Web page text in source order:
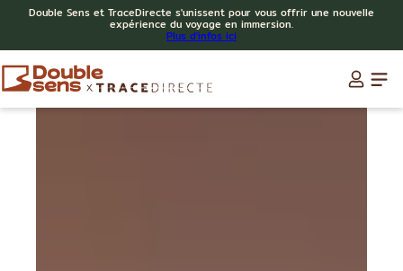
Double Sens et TraceDirecte s'unissent pour vous offrir une nouvelle
expérience du voyage en immersion.
Plus d'infos ici